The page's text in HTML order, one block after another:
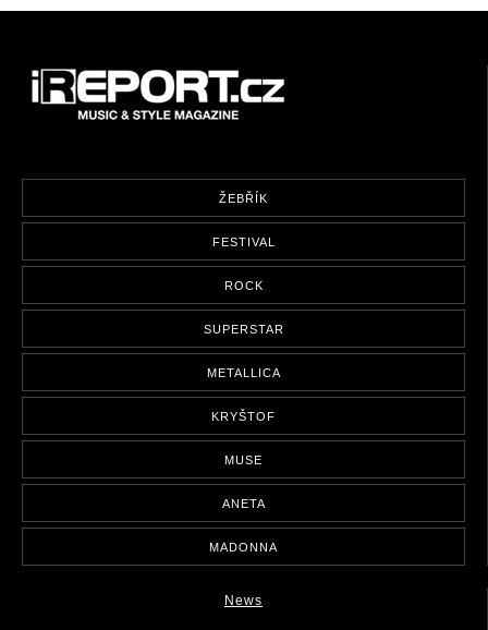
ŽEBŘÍK
FESTIVAL
ROCK
SUPERSTAR
METALLICA
KRYŠTOF
MUSE
ANETA
MADONNA
News